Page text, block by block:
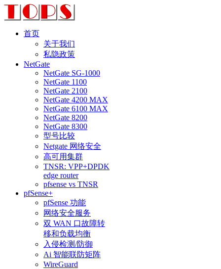
首页
关于我们
私隐政策
NetGate
NetGate SG-1000
NetGate 1100
NetGate 2100
NetGate 4200 MAX
NetGate 6100 MAX
NetGate 8200
NetGate 8300
型号比较
Netgate 网络安全
高可用集群
TNSR: VPP+DPDK
edge router
pfsense vs TNSR
pfSense+
pfSense 功能
网络安全服务
双 WAN 口故障转
移和负载均衡
入侵检测/防御
Ai 智能联防矩阵
WireGuard